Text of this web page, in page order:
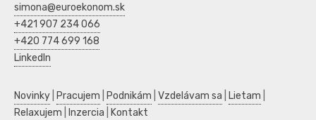
simona@euroekonom.sk
+421 907 234 066
+420 774 699 168
LinkedIn
Novinky Pracujem Podnikám Vzdelávam sa Lietam
Relaxujem
Inzercia Kontakt